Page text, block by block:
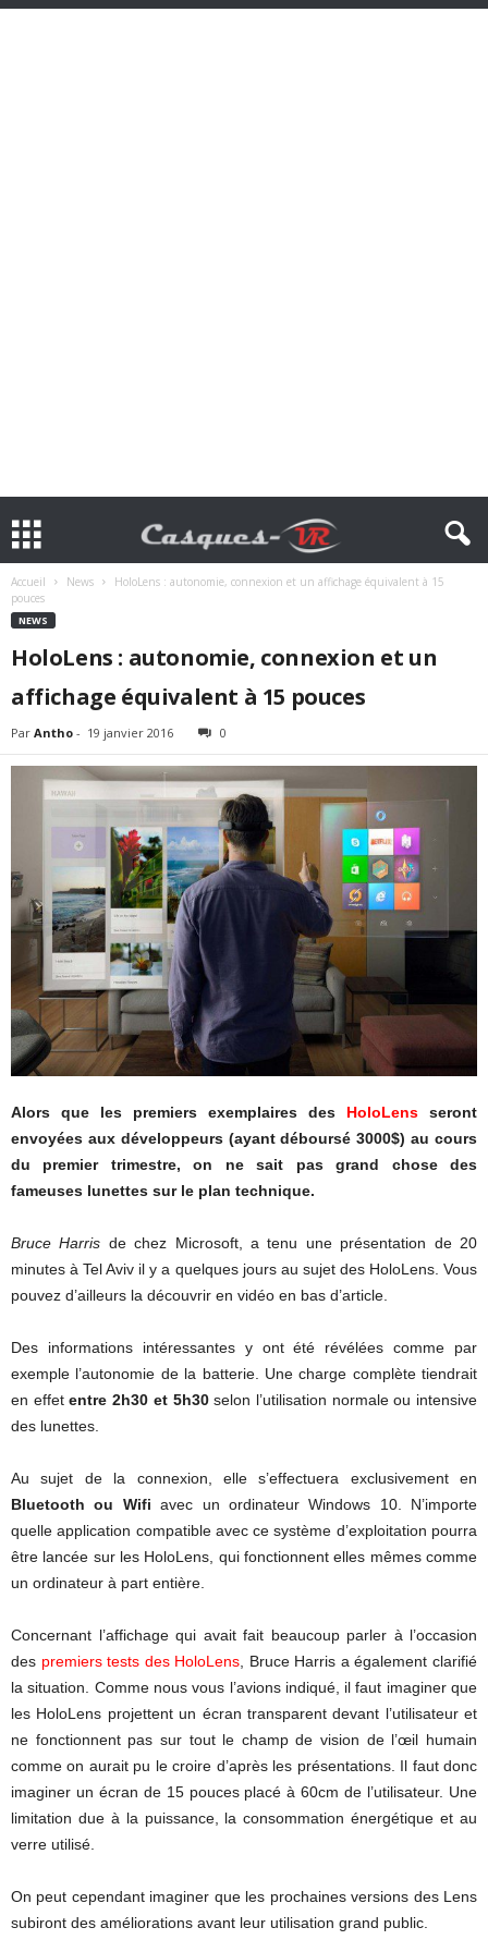
Accueil News
HoloLens : autonomie, connexion et un affichage équivalent à 15
pouces
NEWS
HoloLens : autonomie, connexion et un
affichage équivalent à 15 pouces
Par Antho - 19 janvier 2016 0
Alors que les premiers exemplaires des HoloLens seront
envoyées aux développeurs (ayant déboursé 3000$) au cours
du premier trimestre, on ne sait pas grand chose des
fameuses lunettes sur le plan technique.
Bruce Harris de chez Microsoft, a tenu une présentation de 20
minutes à Tel Aviv il y a quelques jours au sujet des HoloLens. Vous
pouvez d’ailleurs la découvrir en vidéo en bas d’article.
Des informations intéressantes y ont été révélées comme par
exemple l’autonomie de la batterie. Une charge complète tiendrait
en effetentre 2h30 et 5h30selon l’utilisation normale ou intensive
des lunettes.
Au sujet de la connexion, elle s’effectuera exclusivement en
Bluetooth ou Wifi avec un ordinateur Windows 10. N’importe
quelle application compatible avec ce système d’exploitation pourra
être lancée sur les HoloLens, qui fonctionnent elles mêmes comme
un ordinateur à part entière.
Concernant l’affichage qui avait fait beaucoup parler à l’occasion
des premiers tests des HoloLens, Bruce Harris a également clarifié
la situation. Comme nous vous l’avions indiqué, il faut imaginer que
les HoloLens projettent un écran transparent devant l’utilisateur et
ne fonctionnent pas sur tout le champ de vision de l’œil humain
comme on aurait pu le croire d’après les présentations. Il faut donc
imaginer un écran de 15 pouces placé à 60cm de l’utilisateur. Une
limitation due à la puissance, la consommation énergétique et au
verre utilisé.
On peut cependant imaginer que les prochaines versions des Lens
subiront des améliorations avant leur utilisation grand public.